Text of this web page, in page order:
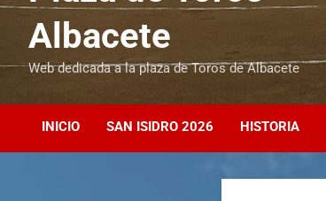
Albacete
Web dedicada a la plaza de Toros de Albacete
INICIO SAN ISIDRO 2026 HISTORIA